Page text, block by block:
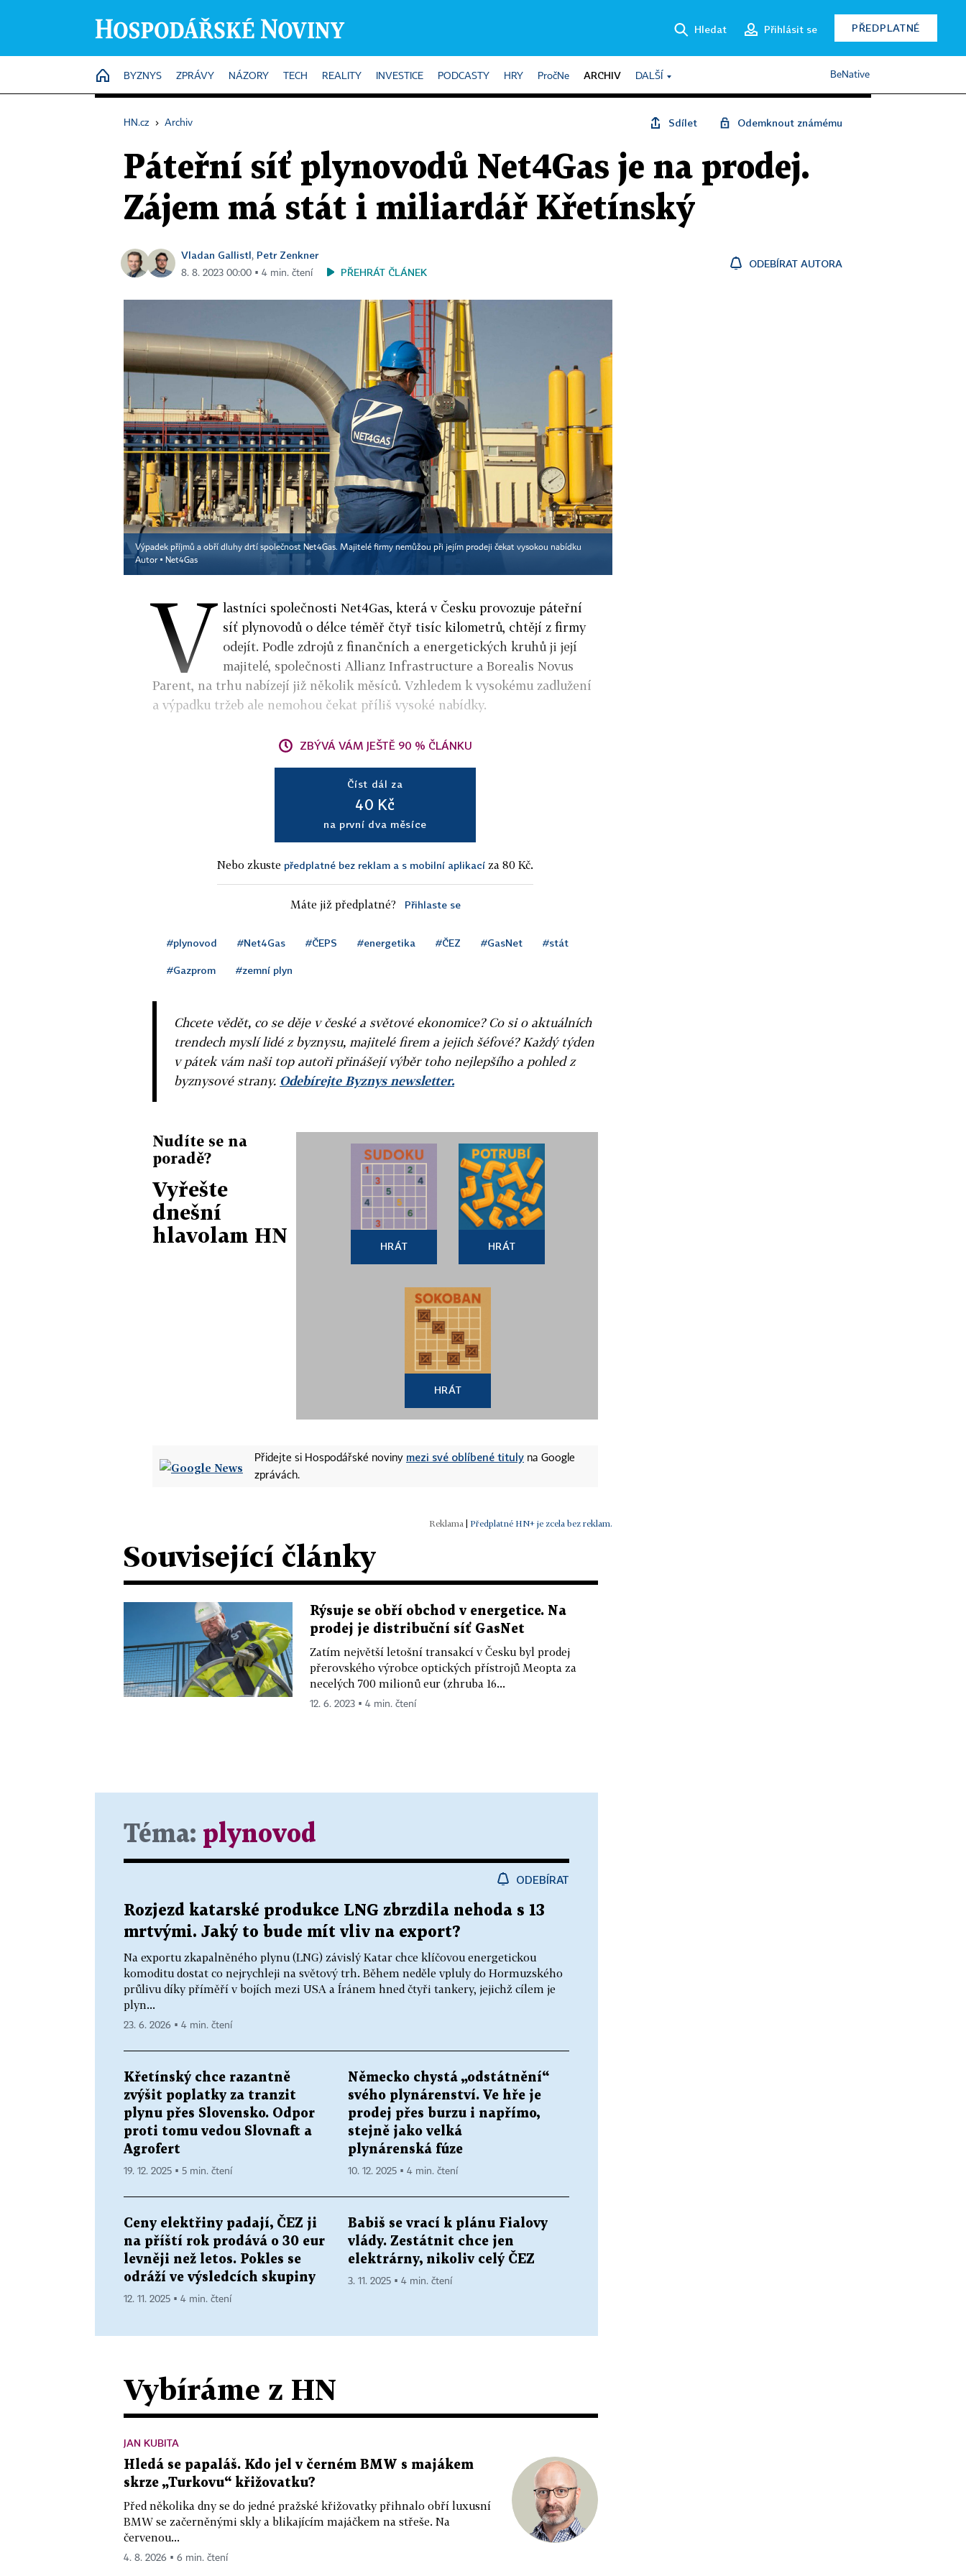
Hledat Přihlásit se PŘEDPLATNÉ
HOME
BYZNYS ZPRÁVY NÁZORY TECH REALITY INVESTICE PODCASTY HRY PročNe ARCHIV DALŠÍ BeNative
HN.cz › Archiv Sdílet Odemknout známému
Páteřní síť plynovodů Net4Gas je na prodej.
Zájem má stát i miliardář Křetínský
Vladan Gallistl, Petr Zenkner
8. 8. 2023 00:00 ▪ 4 min. čtení PŘEHRÁT ČLÁNEK
ODEBÍRAT AUTORA
Výpadek příjmů a obří dluhy drtí společnost Net4Gas. Majitelé firmy nemůžou při jejím prodeji čekat vysokou nabídku
Autor ▪ Net4Gas
V lastníci společnosti Net4Gas, která v Česku provozuje páteřní
síť plynovodů o délce téměř čtyř tisíc kilometrů, chtějí z firmy
odejít. Podle zdrojů z finančních a energetických kruhů ji její
majitelé, společnosti Allianz Infrastructure a Borealis Novus
Parent, na trhu nabízejí již několik měsíců. Vzhledem k vysokému zadlužení
a výpadku tržeb ale nemohou čekat příliš vysoké nabídky.
ZBÝVÁ VÁM JEŠTĚ 90 % ČLÁNKU
Číst dál za
40 Kč
na první dva měsíce
Nebo zkuste předplatné bez reklam a s mobilní aplikací za 80 Kč.
Máte již předplatné? Přihlaste se
#plynovod #Net4Gas #ČEPS #energetika #ČEZ #GasNet #stát
#Gazprom #zemní plyn
Chcete vědět, co se děje v české a světové ekonomice? Co si o aktuálních
trendech myslí lidé z byznysu, majitelé firem a jejich šéfové? Každý týden
v pátek vám naši top autoři přinášejí výběr toho nejlepšího a pohled z
byznysové strany. Odebírejte Byznys newsletter.
Nudíte se na
poradě?
Vyřešte
dnešní
hlavolam HN
HRÁT HRÁT
HRÁT
Přidejte si Hospodářské noviny mezi své oblíbené tituly na Google
zprávách.
| Předplatné HN+ je zcela bez reklam.
Související články
Rýsuje se obří obchod v energetice. Na
prodej je distribuční síť GasNet
Zatím největší letošní transakcí v Česku byl prodej
přerovského výrobce optických přístrojů Meopta za
necelých 700 milionů eur (zhruba 16...
12. 6. 2023 ▪ 4 min. čtení
Téma: plynovod
ODEBÍRAT
Rozjezd katarské produkce LNG zbrzdila nehoda s 13
mrtvými. Jaký to bude mít vliv na export?
Na exportu zkapalněného plynu (LNG) závislý Katar chce klíčovou energetickou
komoditu dostat co nejrychleji na světový trh. Během neděle vpluly do Hormuzského
průlivu díky příměří v bojích mezi USA a Íránem hned čtyři tankery, jejichž cílem je
plyn...
23. 6. 2026 ▪ 4 min. čtení
Křetínský chce razantně
zvýšit poplatky za tranzit
plynu přes Slovensko. Odpor
proti tomu vedou Slovnaft a
Agrofert
19. 12. 2025 ▪ 5 min. čtení
Německo chystá „odstátnění“
svého plynárenství. Ve hře je
prodej přes burzu i napřímo,
stejně jako velká
plynárenská fúze
10. 12. 2025 ▪ 4 min. čtení
Ceny elektřiny padají, ČEZ ji
na příští rok prodává o 30 eur
levněji než letos. Pokles se
odráží ve výsledcích skupiny
12. 11. 2025 ▪ 4 min. čtení
Babiš se vrací k plánu Fialovy
vlády. Zestátnit chce jen
elektrárny, nikoliv celý ČEZ
3. 11. 2025 ▪ 4 min. čtení
Vybíráme z HN
JAN KUBITA
Hledá se papaláš. Kdo jel v černém BMW s majákem
skrze „Turkovu“ křižovatku?
Před několika dny se do jedné pražské křižovatky přihnalo obří luxusní
BMW se začerněnými skly a blikajícím majáčkem na střeše. Na
červenou...
4. 8. 2026 ▪ 6 min. čtení